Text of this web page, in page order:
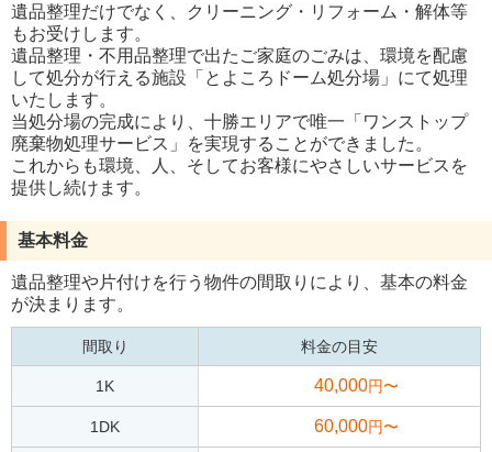
遺品整理だけでなく、クリーニング・リフォーム・解体等
もお受けします。
遺品整理・不用品整理で出たご家庭のごみは、環境を配慮
して処分が行える施設「とよころドーム処分場」にて処理
いたします。
当処分場の完成により、十勝エリアで唯一「ワンストップ
廃棄物処理サービス」を実現することができました。
これからも環境、人、そしてお客様にやさしいサービスを
提供し続けます。
基本料金
遺品整理や片付けを行う物件の間取りにより、基本の料金
が決まります。
間取り 料金の目安
1K 40,000円〜
1DK 60,000円〜